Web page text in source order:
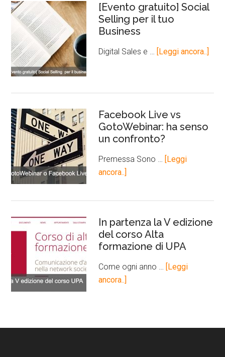
[Evento gratuito] Social
Selling per il tuo
Business
Digital Sales e … [Leggi ancora..]
Facebook Live vs
GotoWebinar: ha senso
un confronto?
Premessa Sono … [Leggi
ancora..]
In partenza la V edizione
del corso Alta
formazione di UPA
Come ogni anno … [Leggi
ancora..]